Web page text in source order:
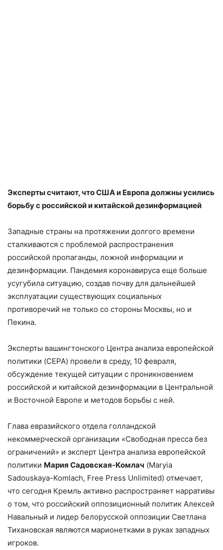
Эксперты считают, что США и Европа должны усились
борьбу с российской и китайской дезинформацией
Западные страны на протяжении долгого времени
сталкиваются с проблемой распространения
российской пропаганды, ложной информации и
дезинформации. Пандемия коронавируса еще больше
усугубила ситуацию, создав почву для дальнейшей
эксплуатации существующих социальных
противоречий не только со стороны Москвы, но и
Пекина.
Эксперты вашингтонского Центра анализа европейской
политики (CEPA) провели в среду, 10 февраля,
обсуждение текущей ситуации с проникновением
российской и китайской дезинформации в Центральной
и Восточной Европе и методов борьбы с ней.
Глава евразийского отдела голландской
некоммерческой организации «Свободная пресса без
ограничений» и эксперт Центра анализа европейской
политики Мария Садовская-Комлач (Maryia
Sadouskaya-Komlach, Free Press Unlimited) отмечает,
что сегодня Кремль активно распространяет нарративы
о том, что российский оппозиционный политик Алексей
Навальный и лидер белорусской оппозиции Светлана
Тихановская являются марионетками в руках западных
игроков.